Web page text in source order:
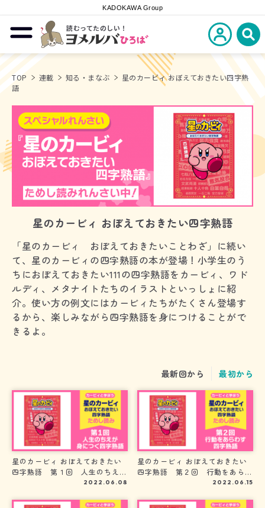
KADOKAWA Group
メニューを開閉する
読むってたのしい！
ヨメルバひろば
新規会員登
検
TOP 連載 知る・まなぶ
星のカービィ おぼえておきたい四字熟
語
星のカービィ おぼえておきたい四字熟語
「星のカービィ おぼえておきたいことわざ」に続い
て、星のカービィの四字熟語の本が登場！小学生のう
ちにおぼえておきたい111の四字熟語をカービィ、ワド
ルディ、メタナイトたちのイラストといっしょに紹
介。使い方の例文にはカービィたちがたくさん登場す
るから、楽しみながら四字熟語を身につけることがで
きるよ。
最新回から 最初から
星のカービィ おぼえておきたい
四字熟語 第１回 人生のちえが
2022.06.08
星のカービィ おぼえておきたい
四字熟語 第２回 行動をあらわ
2022.06.15